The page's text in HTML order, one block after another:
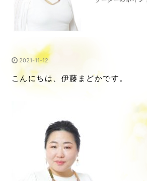
2021-11-12
こんにちは、伊藤まどかです。